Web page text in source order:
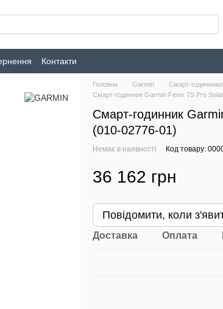
Контакти
Головна Garmin
Смарт-
Смарт-годинник Garmin Fenix 7S Pro
Смарт-годинник
(010-02776-01)
Немає в наявності Код товару:
36 162 грн
Повідомити, коли
Доставка Оплата